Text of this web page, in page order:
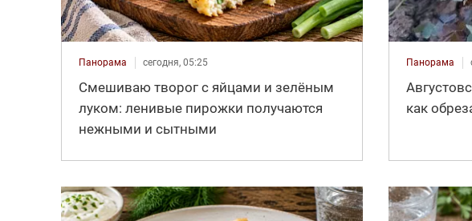
Панорама сегодня, 05:25
Смешиваю творог с яйцами и зелёным
луком: ленивые пирожки получаются
нежными и сытными
Панорама
как